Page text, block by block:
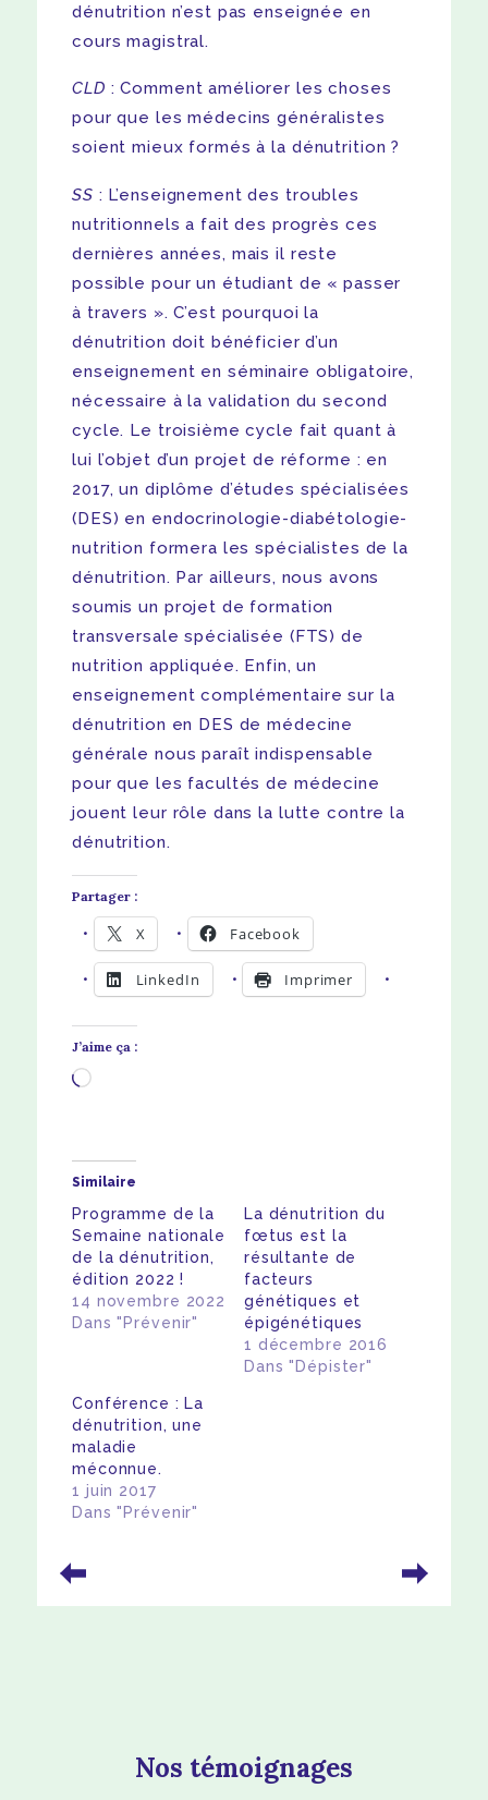
dénutrition n’est pas enseignée en
cours magistral.
CLD : Comment améliorer les choses
pour que les médecins généralistes
soient mieux formés à la dénutrition ?
SS : L’enseignement des troubles
nutritionnels a fait des progrès ces
dernières années, mais il reste
possible pour un étudiant de « passer
à travers ». C’est pourquoi la
dénutrition doit bénéficier d’un
enseignement en séminaire obligatoire,
nécessaire à la validation du second
cycle. Le troisième cycle fait quant à
lui l’objet d’un projet de réforme : en
2017, un diplôme d’études spécialisées
(DES) en endocrinologie-diabétologie-
nutrition formera les spécialistes de la
dénutrition. Par ailleurs, nous avons
soumis un projet de formation
transversale spécialisée (FTS) de
nutrition appliquée. Enfin, un
enseignement complémentaire sur la
dénutrition en DES de médecine
générale nous paraît indispensable
pour que les facultés de médecine
jouent leur rôle dans la lutte contre la
dénutrition.
Partager :
X Facebook
LinkedIn Imprimer
J’aime ça :
Similaire
Programme de la
Semaine nationale
de la dénutrition,
édition 2022 !
14 novembre 2022
Dans "Prévenir"
La dénutrition du
fœtus est la
résultante de
facteurs
génétiques et
épigénétiques
1 décembre 2016
Dans "Dépister"
Conférence : La
dénutrition, une
maladie
méconnue.
1 juin 2017
Dans "Prévenir"
Nos témoignages